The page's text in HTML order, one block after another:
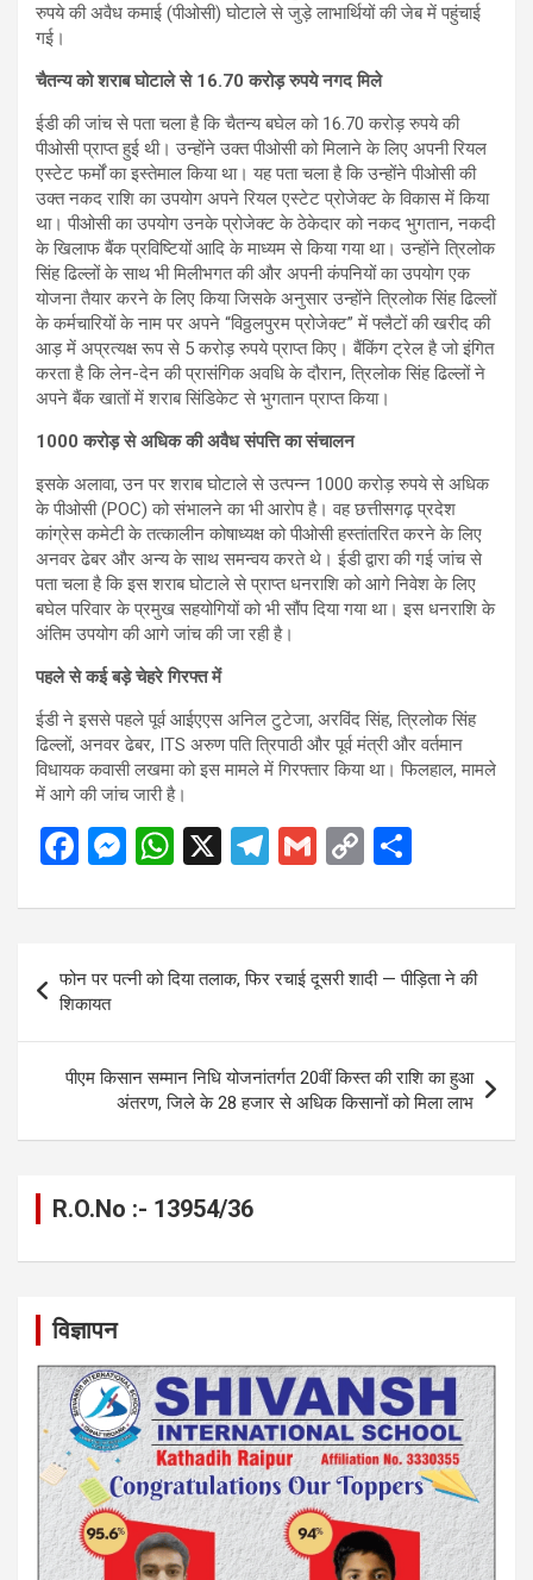
रुपये की अवैध कमाई (पीओसी) घोटाले से जुड़े लाभार्थियों की जेब में पहुंचाई
गई।
चैतन्य को शराब घोटाले से 16.70 करोड़ रुपये नगद मिले
ईडी की जांच से पता चला है कि चैतन्य बघेल को 16.70 करोड़ रुपये की
पीओसी प्राप्त हुई थी। उन्होंने उक्त पीओसी को मिलाने के लिए अपनी रियल
एस्टेट फर्मों का इस्तेमाल किया था। यह पता चला है कि उन्होंने पीओसी की
उक्त नकद राशि का उपयोग अपने रियल एस्टेट प्रोजेक्ट के विकास में किया
था। पीओसी का उपयोग उनके प्रोजेक्ट के ठेकेदार को नकद भुगतान, नकदी
के खिलाफ बैंक प्रविष्टियों आदि के माध्यम से किया गया था। उन्होंने त्रिलोक
सिंह ढिल्लों के साथ भी मिलीभगत की और अपनी कंपनियों का उपयोग एक
योजना तैयार करने के लिए किया जिसके अनुसार उन्होंने त्रिलोक सिंह ढिल्लों
के कर्मचारियों के नाम पर अपने “विठ्ठलपुरम प्रोजेक्ट” में फ्लैटों की खरीद की
आड़ में अप्रत्यक्ष रूप से 5 करोड़ रुपये प्राप्त किए। बैंकिंग ट्रेल है जो इंगित
करता है कि लेन-देन की प्रासंगिक अवधि के दौरान, त्रिलोक सिंह ढिल्लों ने
अपने बैंक खातों में शराब सिंडिकेट से भुगतान प्राप्त किया।
1000 करोड़ से अधिक की अवैध संपत्ति का संचालन
इसके अलावा, उन पर शराब घोटाले से उत्पन्न 1000 करोड़ रुपये से अधिक
के पीओसी (POC) को संभालने का भी आरोप है। वह छत्तीसगढ़ प्रदेश
कांग्रेस कमेटी के तत्कालीन कोषाध्यक्ष को पीओसी हस्तांतरित करने के लिए
अनवर ढेबर और अन्य के साथ समन्वय करते थे। ईडी द्वारा की गई जांच से
पता चला है कि इस शराब घोटाले से प्राप्त धनराशि को आगे निवेश के लिए
बघेल परिवार के प्रमुख सहयोगियों को भी सौंप दिया गया था। इस धनराशि के
अंतिम उपयोग की आगे जांच की जा रही है।
पहले से कई बड़े चेहरे गिरफ्त में
ईडी ने इससे पहले पूर्व आईएएस अनिल टुटेजा, अरविंद सिंह, त्रिलोक सिंह
ढिल्लों, अनवर ढेबर, ITS अरुण पति त्रिपाठी और पूर्व मंत्री और वर्तमान
विधायक कवासी लखमा को इस मामले में गिरफ्तार किया था। फिलहाल, मामले
में आगे की जांच जारी है।
F
ce
o
o
k
M
se
n
g
er
W
at
s
A
p
p
X
T
e
gr
a
m
G
ail
C
py
Li
n
k
ar
e
Post
navigation
फोन पर पत्नी को दिया तलाक, फिर रचाई दूसरी शादी — पीड़िता ने की
शिकायत
पीएम किसान सम्मान निधि योजनांतर्गत 20वीं किस्त की राशि का हुआ
अंतरण, जिले के 28 हजार से अधिक किसानों को मिला लाभ
R.O.No :- 13954/36
विज्ञापन